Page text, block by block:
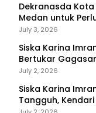
Dekranasda Kota
Medan untuk
Primadona
July 3, 2026
Siska Karina
Bertukar
Fokus Diskusi
July 2, 2026
Siska Karina
Tangguh,